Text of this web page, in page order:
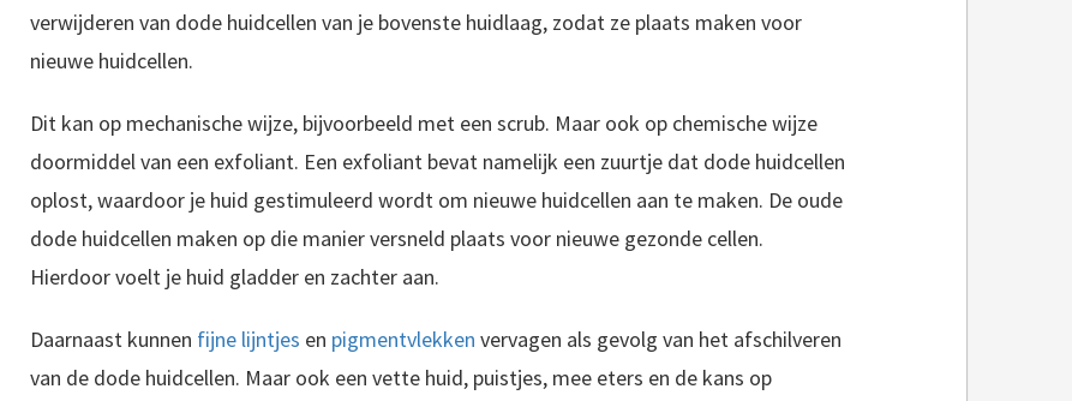
verwijderen van dode huidcellen van je bovenste huidlaag, zodat ze plaats maken voor
nieuwe huidcellen.
Dit kan op mechanische wijze, bijvoorbeeld met een scrub. Maar ook op chemische wijze
doormiddel van een exfoliant. Een exfoliant bevat namelijk een zuurtje dat dode huidcellen
oplost, waardoor je huid gestimuleerd wordt om nieuwe huidcellen aan te maken. De oude
dode huidcellen maken op die manier versneld plaats voor nieuwe gezonde cellen.
Hierdoor voelt je huid gladder en zachter aan.
Daarnaast kunnen fijne lijntjes en pigmentvlekken vervagen als gevolg van het afschilveren
van de dode huidcellen. Maar ook een vette huid, puistjes, mee eters en de kans op